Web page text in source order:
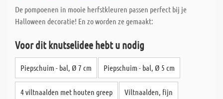
De pompoenen in mooie herfstkleuren passen perfect bij je
Halloween decoratie! En zo worden ze gemaakt:
Voor dit knutselidee hebt u nodig
Piepschuim - bal, Ø 7 cm Piepschuim - bal, Ø 5 cm
4 viltnaalden met houten greep Viltnaalden, fijn